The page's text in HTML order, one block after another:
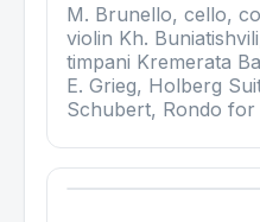
M. Brunello, cello,
violin Kh.
timpani Kremerata
E. Grieg, Holberg
Schubert, Rondo for